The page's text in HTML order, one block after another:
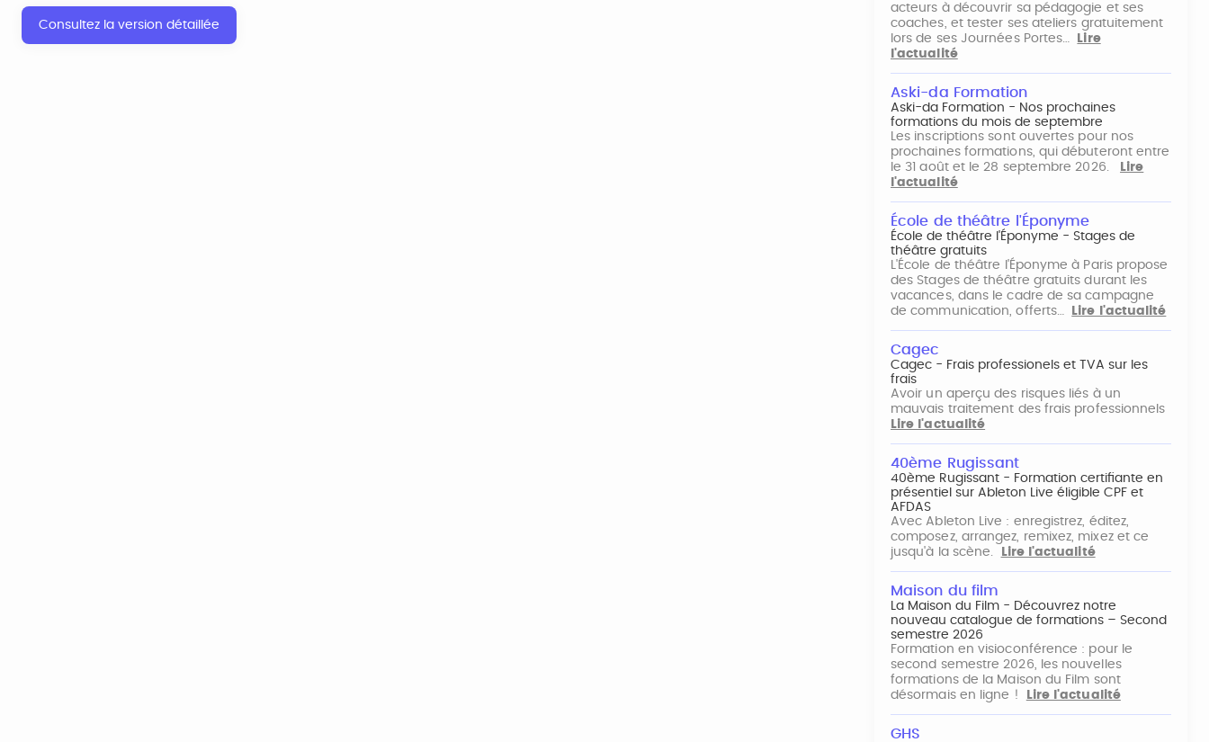
Consultez la version détaillée
acteurs à découvrir sa pédagogie et ses
coaches, et tester ses ateliers gratuitement
lors de ses Journées Portes…
Lire
l'actualité
Aski-da Formation
Aski-da Formation - Nos prochaines
formations du mois de septembre
Les inscriptions sont ouvertes pour nos
prochaines formations, qui débuteront entre
le 31 août et le 28 septembre 2026.
Lire
l'actualité
École de théâtre l'Éponyme
École de théâtre l'Éponyme - Stages de
théâtre gratuits
L'École de théâtre l'Éponyme à Paris propose
des Stages de théâtre gratuits durant les
vacances, dans le cadre de sa campagne
de communication, offerts…
Lire l'actualité
Cagec
Cagec - Frais professionels et TVA sur les
frais
Avoir un aperçu des risques liés à un
mauvais traitement des frais professionnels
Lire l'actualité
40ème Rugissant
40ème Rugissant - Formation certifiante en
présentiel sur Ableton Live éligible CPF et
AFDAS
Avec Ableton Live : enregistrez, éditez,
composez, arrangez, remixez, mixez et ce
jusqu'à la scène.
Lire l'actualité
Maison du film
La Maison du Film - Découvrez notre
nouveau catalogue de formations – Second
semestre 2026
Formation en visioconférence : pour le
second semestre 2026, les nouvelles
formations de la Maison du Film sont
désormais en ligne !
Lire l'actualité
GHS